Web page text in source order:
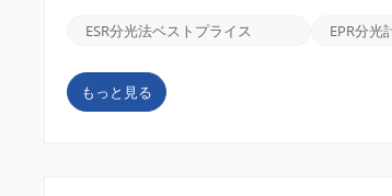
ESR分光法ベストプライス EPR分光
もっと見る